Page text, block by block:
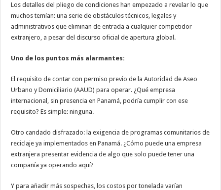
Los detalles del pliego de condiciones han empezado a revelar lo que
muchos temían: una serie de obstáculos técnicos, legales y
administrativos que eliminan de entrada a cualquier competidor
extranjero, a pesar del discurso oficial de apertura global.
Uno de los puntos más alarmantes:
El requisito de contar con permiso previo de la Autoridad de Aseo
Urbano y Domiciliario (AAUD) para operar. ¿Qué empresa
internacional, sin presencia en Panamá, podría cumplir con ese
requisito? Es simple: ninguna.
Otro candado disfrazado: la exigencia de programas comunitarios de
reciclaje ya implementados en Panamá. ¿Cómo puede una empresa
extranjera presentar evidencia de algo que solo puede tener una
compañía ya operando aquí?
Y para añadir más sospechas, los costos por tonelada varían